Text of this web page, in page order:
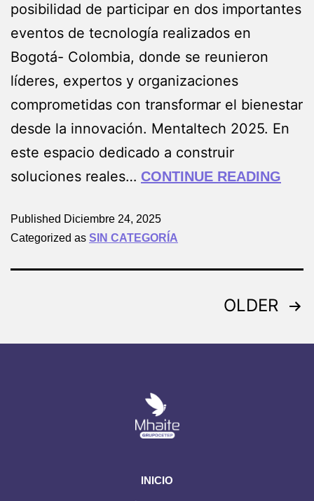
posibilidad de participar en dos importantes
eventos de tecnología realizados en
Bogotá- Colombia, donde se reunieron
líderes, expertos y organizaciones
comprometidas con transformar el bienestar
desde la innovación. Mentaltech 2025. En
este espacio dedicado a construir
soluciones reales… CONTINUE READING
Published Diciembre 24, 2025
Categorized as SIN CATEGORÍA
OLDER
INICIO